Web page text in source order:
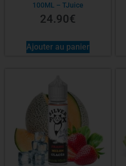
100ML – TJuice
24.90€
Ajouter au panier